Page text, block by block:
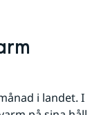
i landet. I